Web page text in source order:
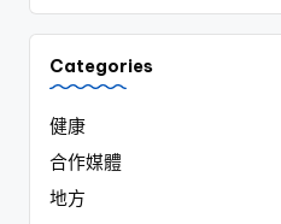
Categories
健康
合作媒體
地方